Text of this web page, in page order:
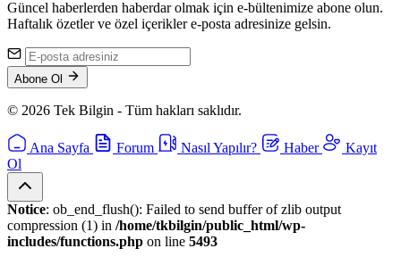
Güncel haberlerden haberdar olmak için e-bültenimize abone olun.
Haftalık özetler ve özel içerikler e-posta adresinize gelsin.
Abone Ol
© 2026 Tek Bilgin - Tüm hakları saklıdır.
Ana Sayfa Forum Nasıl Yapılır? Haber
Kayıt
Ol
Notice: ob_end_flush(): Failed to send buffer of zlib output
compression (1) in /home/tkbilgin/public_html/wp-
includes/functions.php on line 5493